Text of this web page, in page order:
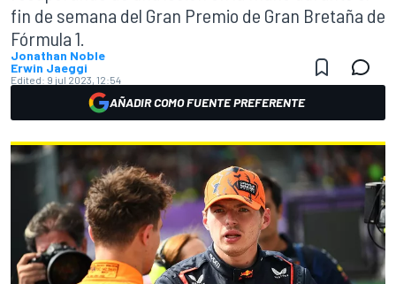
fin de semana del Gran Premio de Gran Bretaña de
Fórmula 1.
Jonathan Noble
Erwin Jaeggi
Edited: 9 jul 2023, 12:54
AÑADIR COMO FUENTE PREFERENTE